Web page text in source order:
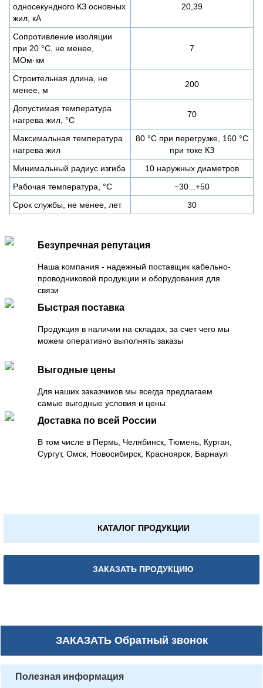
односекундного КЗ основных
жил, кА
20,39
Сопротивление изоляции
при 20 °С, не менее,
МОм·км
7
Строительная длина, не
менее, м
200
Допустимая температура
нагрева жил, °C
70
Максимальная температура
нагрева жил
80 °C при перегрузке, 160 °C
при токе КЗ
Минимальный радиус изгиба
10 наружных диаметров
Рабочая температура, °C
−30...+50
Срок службы, не менее, лет
30
Безупречная репутация
Наша компания - надежный поставщик кабельно-
проводниковой продукции и оборудования для
связи
Быстрая поставка
Продукция в наличии на складах, за счет чего мы
можем оперативно выполнять заказы
Выгодные цены
Для наших заказчиков мы всегда предлагаем
самые выгодные условия и цены
Доставка по всей России
В том числе в Пермь, Челябинск, Тюмень, Курган,
Сургут, Омск, Новосибирск, Красноярск, Барнаул
КАТАЛОГ ПРОДУКЦИИ
ЗАКАЗАТЬ ПРОДУКЦИЮ
ЗАКАЗАТЬОбратный звонок
Полезная информация